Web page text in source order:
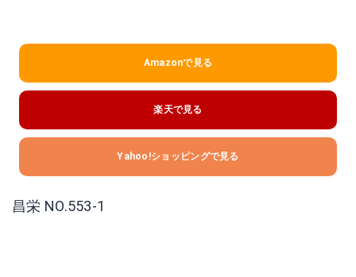
Amazonで見る
楽天で見る
Yahoo!ショッピングで見る
昌栄 NO.553-1